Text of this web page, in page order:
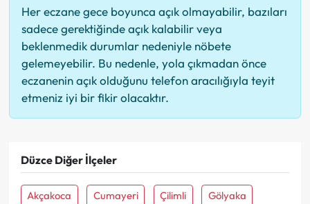
Her eczane gece boyunca açık olmayabilir, bazıları
sadece gerektiğinde açık kalabilir veya
beklenmedik durumlar nedeniyle nöbete
gelemeyebilir. Bu nedenle, yola çıkmadan önce
eczanenin açık olduğunu telefon aracılığıyla teyit
etmeniz iyi bir fikir olacaktır.
Düzce Diğer İlçeler
Akçakoca Cumayeri Çilimli Gölyaka